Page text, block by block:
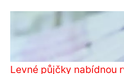
Levné půjčky nabídnou